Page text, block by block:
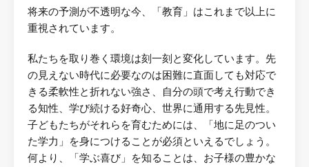
将来の予測が不透明な今、「教育」はこれまで以上に
重視されています。
私たちを取り巻く環境は刻一刻と変化しています。先
の見えない時代に必要なのは困難に直面しても対応で
きる柔軟性と折れない強さ、自分の頭で考え行動でき
る知性、学び続ける好奇心、世界に通用する先見性。
子どもたちがそれらを育むためには、「地に足のつい
た学力」を身につけることが必須といえるでしょう。
何より、「学ぶ喜び」を知ることは、お子様の豊かな